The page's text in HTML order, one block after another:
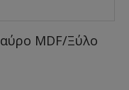
MDF/Ξύλο